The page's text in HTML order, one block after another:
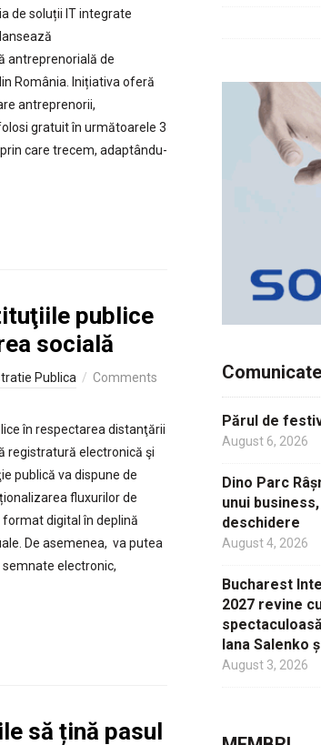
de soluții IT integrate
antreprenorială de
România. Inițiativa oferă
antreprenorii,
gratuit în următoarele 3
care trecem, adaptându-
publice
socială
Publica
Comments
în respectarea distanţării
registratură electronică şi
publică va dispune de
fluxurilor de
digital în deplină
De asemenea, va putea
electronic,
să țină pasul
Comunicate
Părul de
August 6, 2026
Dino Parc
unui
deschidere
August 4, 2026
Bucharest
2027 revine
Iana Salenko
August 3, 2026